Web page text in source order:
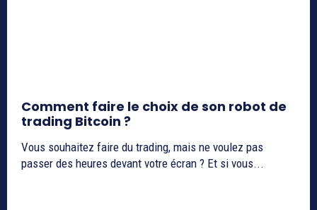
Comment faire le choix de son robot de
trading Bitcoin ?
Vous souhaitez faire du trading, mais ne voulez pas
passer des heures devant votre écran ? Et si vous...